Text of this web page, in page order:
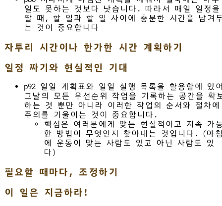
일도 못하는 것보다 낫습니다. 따라서 매일 일정을
짤 때, 할 일과 할 일 사이에 충분한 시간을 남겨
는 것이 중요합니다
자투리 시간이나 한가한 시간 계획하기
일정 짜기와 현실적인 기대
p92 일일 계획표와 일일 실행 목록을 활용함에 있
그날의 모든 우선순위 작업을 기록하는 공간을 확
하는 것 뿐만 아니라 이러한 작업의 순서와 절차에
주의를 기울이는 것이 중요합니다.
핵심은 여러분에게 맞는 현실적이고 지속 가
한 방법이 무엇인지 찾아내는 것입니다. (아
에 운동이 맞는 사람도 있고 아닌 사람도 있
다)
필요할 때마다, 조정하기
이 일은 지금하라!